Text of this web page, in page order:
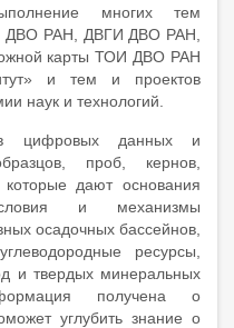
многих тем
ДВО РАН, ДВГИ ДВО РАН,
карты ТОИ ДВО РАН
и тем и проектов
наук и технологий.
цифровых данных и
проб, кернов,
которые дают основания
и механизмы
осадочных бассейнов,
ресурсы,
и твердых минеральных
получена о
углубить знание о